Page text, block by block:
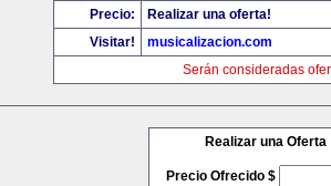
Precio:
Realizar una oferta!
Visitar!
musicalizacion.com
Serán consideradas
Realizar una Oferta
Precio Ofrecido $